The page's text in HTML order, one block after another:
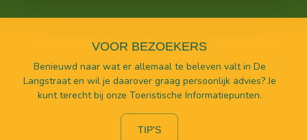
VOOR BEZOEKERS
Benieuwd naar wat er allemaal te beleven valt in De
Langstraat en wil je daarover graag persoonlijk advies? Je
kunt terecht bij onze Toeristische Informatiepunten.
TIP'S